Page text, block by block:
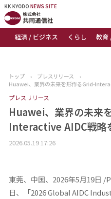
KK KYODO NEWS SITE
経済 / ビジネス くらし 教育
KK KYODONEWS SITE
トップページ
ニュース
おすすめコンテンツ
出版物
トップ › プレスリリース
›
Huawei、業界の未来を形作るGrid-
プレスリリース
Huawei、業界の未来
Interactive AIDC戦略
2026.05.19 17:26
東莞、中国、2026年5月19日
日、「2026 Global AIDC